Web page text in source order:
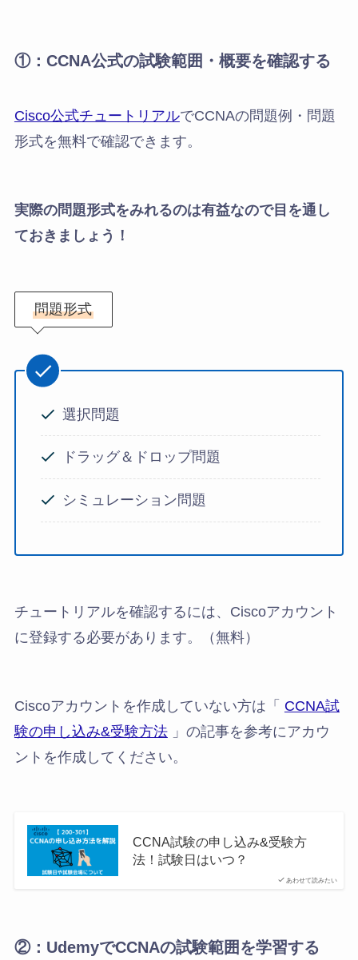
①：CCNA公式の試験範囲・概要を確認する
Cisco公式チュートリアルでCCNAの問題例・問題
形式を無料で確認できます。
実際の問題形式をみれるのは有益なので目を通し
ておきましょう！
問題形式
選択問題
ドラッグ＆ドロップ問題
シミュレーション問題
チュートリアルを確認するには、Ciscoアカウント
に登録する必要があります。（無料）
Ciscoアカウントを作成していない方は「 CCNA試
験の申し込み&受験方法」の記事を参考にアカウ
ントを作成してください。
あわせて読みたい
CCNA試験の申し込み&受験方
法！試験日はいつ？
②：UdemyでCCNAの試験範囲を学習する